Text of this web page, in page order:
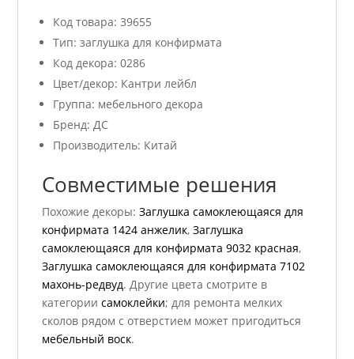
Код товара: 39655
Тип: заглушка для конфирмата
Код декора: 0286
Цвет/декор: Кантри лейбл
Группа: мебельного декора
Бренд: ДС
Производитель: Китай
Совместимые решения
Похожие декоры:Заглушка самоклеющаяся для
конфирмата 1424 анжелик,Заглушка
самоклеющаяся для конфирмата 9032 красная,
Заглушка самоклеющаяся для конфирмата 7102
махонь-редвуд. Другие цвета смотрите в
категориисамоклейки; для ремонта мелких
сколов рядом с отверстием может пригодиться
мебельный воск.